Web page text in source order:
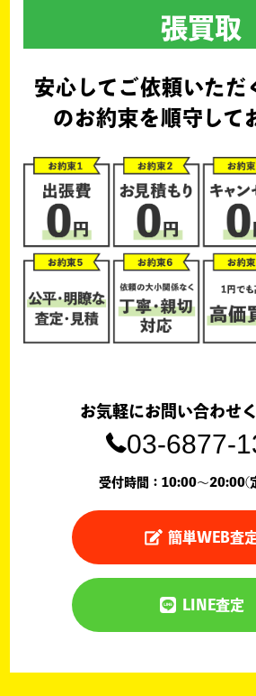
張買取
安心してご依頼いただ
のお約束を順守して
お気軽にお問い合わせ
03-6877-
受付時間：10:00〜20:00(
簡単WEB査
LINE査定